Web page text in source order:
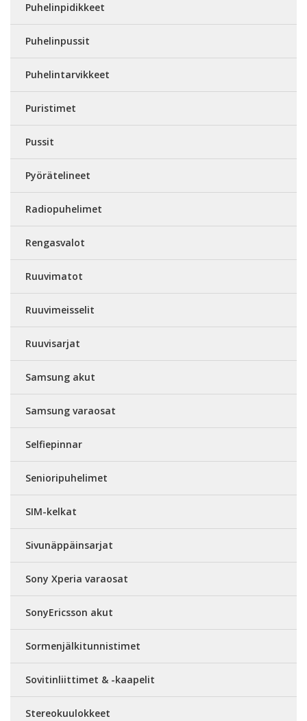
Puhelinpidikkeet
Puhelinpussit
Puhelintarvikkeet
Puristimet
Pussit
Pyörätelineet
Radiopuhelimet
Rengasvalot
Ruuvimatot
Ruuvimeisselit
Ruuvisarjat
Samsung akut
Samsung varaosat
Selfiepinnar
Senioripuhelimet
SIM-kelkat
Sivunäppäinsarjat
Sony Xperia varaosat
SonyEricsson akut
Sormenjälkitunnistimet
Sovitinliittimet & -kaapelit
Stereokuulokkeet